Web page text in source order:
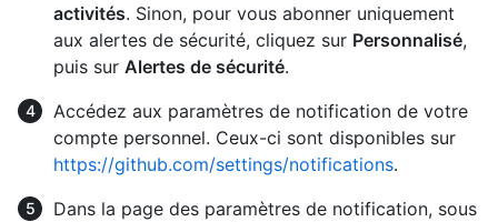
activités. Sinon, pour vous abonner uniquement
aux alertes de sécurité, cliquez sur Personnalisé,
puis sur Alertes de sécurité.
Accédez aux paramètres de notification de votre
compte personnel. Ceux-ci sont disponibles sur
https://github.com/settings/notifications.
Dans la page des paramètres de notification, sous